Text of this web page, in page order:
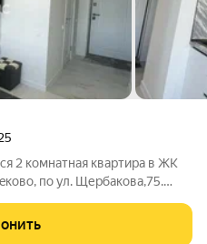
2 кoмнатнaя квартира в ЖK
по ул. Щербакова,75.
13 этаже 21-этажного